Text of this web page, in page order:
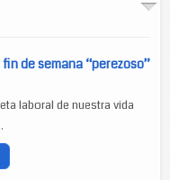
de semana “perezoso”
laboral de nuestra vida